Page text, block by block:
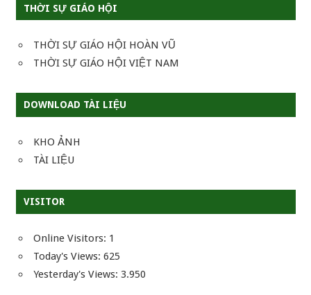
THỜI SỰ GIÁO HỘI
THỜI SỰ GIÁO HỘI HOÀN VŨ
THỜI SỰ GIÁO HỘI VIỆT NAM
DOWNLOAD TÀI LIỆU
KHO ẢNH
TÀI LIỆU
VISITOR
Online Visitors: 1
Today's Views: 625
Yesterday's Views: 3.950